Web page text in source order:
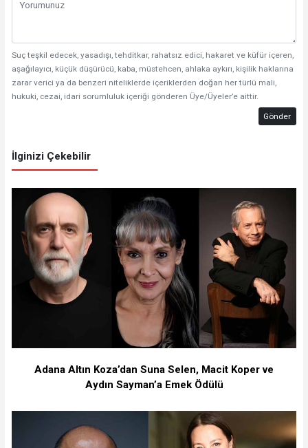
Suç teşkil edecek, yasadışı, tehditkar, rahatsız edici, hakaret ve küfür içeren,
aşağılayıcı, küçük düşürücü, kaba, müstehcen, ahlaka aykırı, kişilik haklarına
zarar verici ya da benzeri niteliklerde içeriklerden doğan her türlü mali,
hukuki, cezai, idari sorumluluk içeriği gönderen Üye/Üyeler’e aittir.
Gönder
İlginizi Çekebilir
Adana Altın Koza’dan Suna Selen, Macit Koper ve
Aydın Sayman’a Emek Ödülü